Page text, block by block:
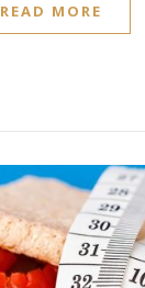
READ MORE